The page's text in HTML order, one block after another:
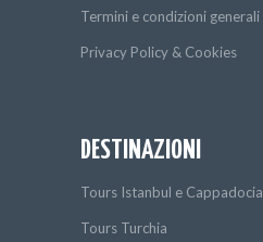
Termini e condizioni generali
Privacy Policy & Cookies
DESTINAZIONI
Tours Istanbul e Cappadocia
Tours Turchia